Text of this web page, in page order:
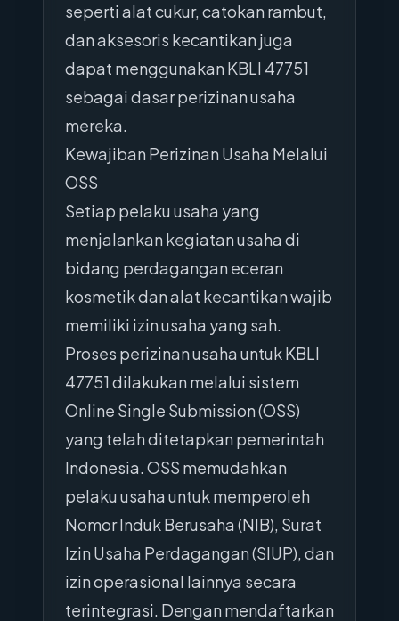
seperti alat cukur, catokan rambut,
dan aksesoris kecantikan juga
dapat menggunakan KBLI 47751
sebagai dasar perizinan usaha
mereka.
Kewajiban Perizinan Usaha Melalui
OSS
Setiap pelaku usaha yang
menjalankan kegiatan usaha di
bidang perdagangan eceran
kosmetik dan alat kecantikan wajib
memiliki izin usaha yang sah.
Proses perizinan usaha untuk KBLI
47751 dilakukan melalui sistem
Online Single Submission (OSS)
yang telah ditetapkan pemerintah
Indonesia. OSS memudahkan
pelaku usaha untuk memperoleh
Nomor Induk Berusaha (NIB), Surat
Izin Usaha Perdagangan (SIUP), dan
izin operasional lainnya secara
terintegrasi. Dengan mendaftarkan